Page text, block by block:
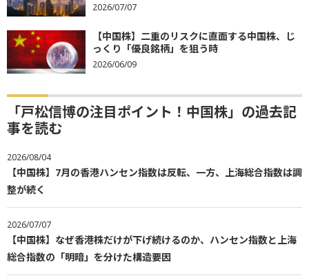
2026/07/07
【中国株】二重のリスクに直面する中国株、じ
っくり「優良銘柄」を狙う時
2026/06/09
「戸松信博の注目ポイント！中国株」の過去記
事を読む
2026/08/04
【中国株】7月の香港ハンセン指数は反転、一方、上海総合指数は調
整が続く
2026/07/07
【中国株】なぜ香港株だけが下げ続けるのか、ハンセン指数と上海
総合指数の「明暗」を分けた構造要因